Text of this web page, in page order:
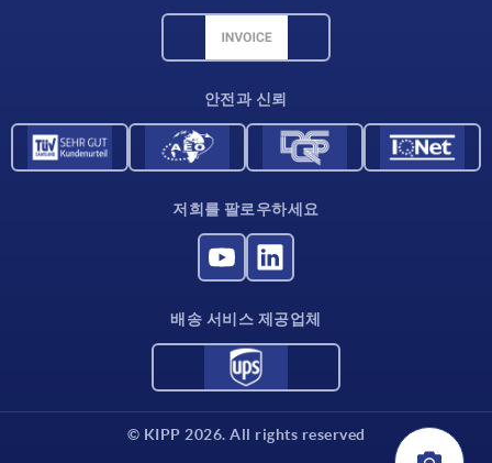
안전과 신뢰
저희를 팔로우하세요
배송 서비스 제공업체
© KIPP 2026. All rights reserved